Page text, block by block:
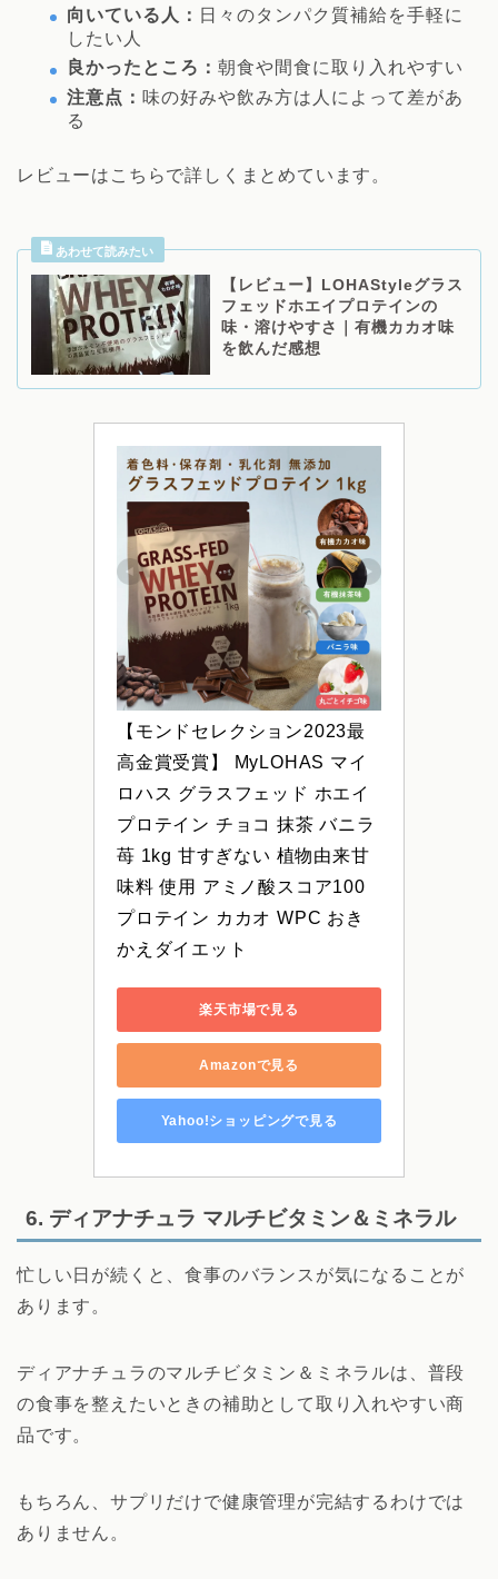
向いている人： 日々のタンパク質補給を手軽に
したい人
良かったところ： 朝食や間食に取り入れやすい
注意点： 味の好みや飲み方は人によって差があ
る
レビューはこちらで詳しくまとめています。
【レビュー】LOHAStyleグラス
フェッドホエイプロテインの
味・溶けやすさ｜有機カカオ味
を飲んだ感想
【モンドセレクション2023最
高金賞受賞】 MyLOHAS マイ
ロハス グラスフェッド ホエイ
プロテイン チョコ 抹茶 バニラ
苺 1kg 甘すぎない 植物由来甘
味料 使用 アミノ酸スコア100
プロテイン カカオ WPC おき
かえダイエット
楽天市場で見る
Amazonで見る
Yahoo!ショッピングで見る
6. ディアナチュラ マルチビタミン＆ミネラル
忙しい日が続くと、食事のバランスが気になることが
あります。
ディアナチュラのマルチビタミン＆ミネラルは、普段
の食事を整えたいときの補助として取り入れやすい商
品です。
もちろん、サプリだけで健康管理が完結するわけでは
ありません。